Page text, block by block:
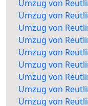
Umzug von
Umzug von
Umzug von
Umzug von
Umzug von
Umzug von
Umzug von
Umzug von
Umzug von